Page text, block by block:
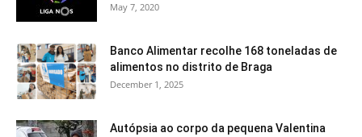
May 7, 2020
Banco Alimentar recolhe 168 toneladas de
alimentos no distrito de Braga
December 1, 2025
Autópsia ao corpo da pequena Valentina